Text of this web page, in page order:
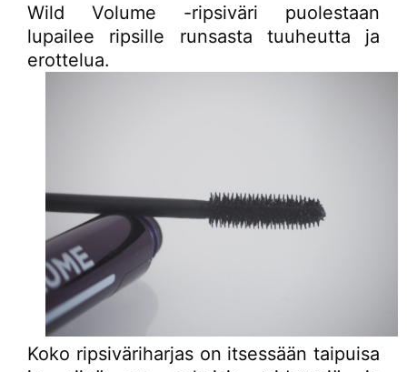
Wild Volume -ripsiväri puolestaan
lupailee ripsille runsasta tuuheutta ja
erottelua.
Koko ripsiväriharjas on itsessään taipuisa